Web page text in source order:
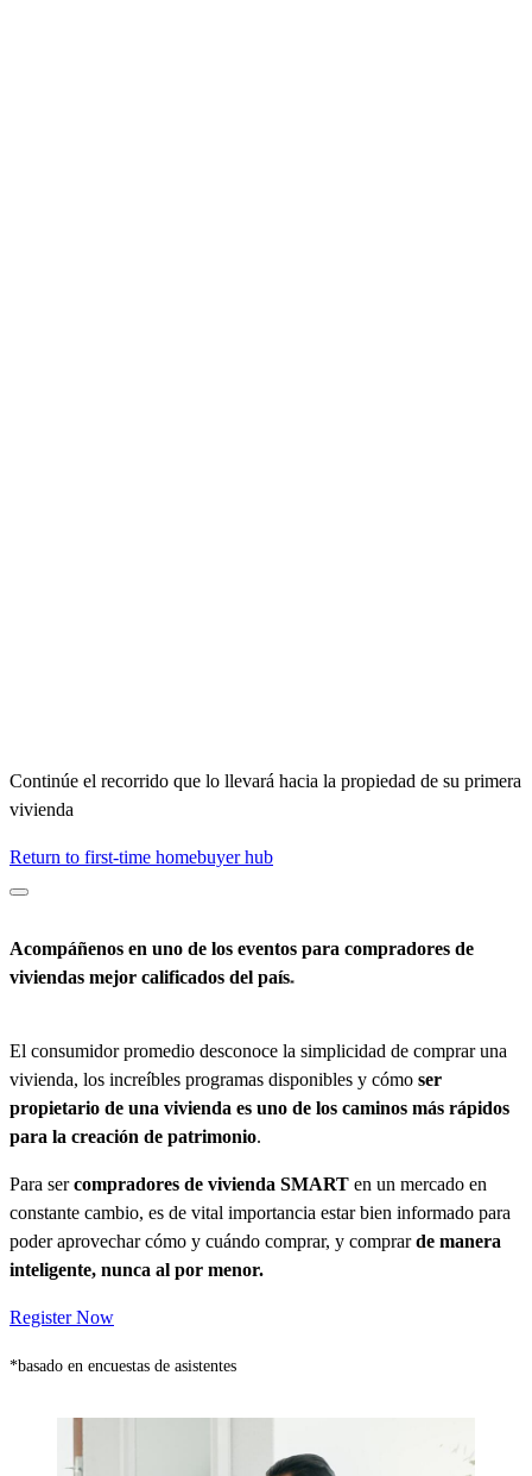
Continúe el recorrido que lo llevará hacia la propiedad de su primera
vivienda
Return to first-time homebuyer hub
Acompáñenos en uno de los eventos para compradores de
viviendas mejor calificados del país*
El consumidor promedio desconoce la simplicidad de comprar una
vivienda, los increíbles programas disponibles y cómo ser
propietario de una vivienda es uno de los caminos más rápidos
para la creación de patrimonio.
Para sercompradores de vivienda SMART en un mercado en
constante cambio, es de vital importancia estar bien informado para
poder aprovechar cómo y cuándo comprar, y comprarde manera
inteligente, nunca al por menor.
Register Now
*basado en encuestas de asistentes